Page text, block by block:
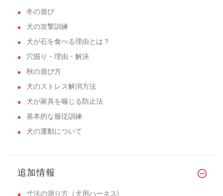
冬の遊び
犬の攻撃訓練
犬が石を食べる理由とは？
穴掘り・理由・解決
秋の遊び方
犬のストレス解消方法
犬が家具を噛じる防止法
基本的な服従訓練
犬の運動について
追加情報
寸法の測り方（犬用ハーネス)